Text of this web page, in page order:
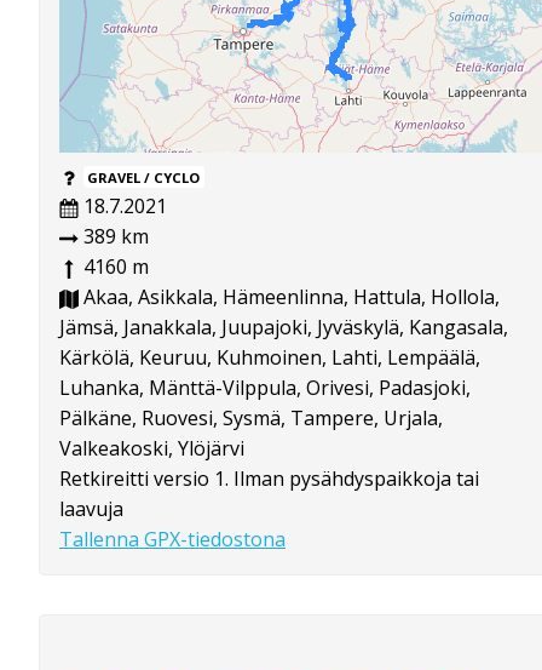
GRAVEL / CYCLO
18.7.2021
389 km
4160 m
Akaa, Asikkala, Hämeenlinna, Hattula, Hollola,
Jämsä, Janakkala, Juupajoki, Jyväskylä, Kangasala,
Kärkölä, Keuruu, Kuhmoinen, Lahti, Lempäälä,
Luhanka, Mänttä-Vilppula, Orivesi, Padasjoki,
Pälkäne, Ruovesi, Sysmä, Tampere, Urjala,
Valkeakoski, Ylöjärvi
Retkireitti versio 1. Ilman pysähdyspaikkoja tai
laavuja
Tallenna GPX-tiedostona